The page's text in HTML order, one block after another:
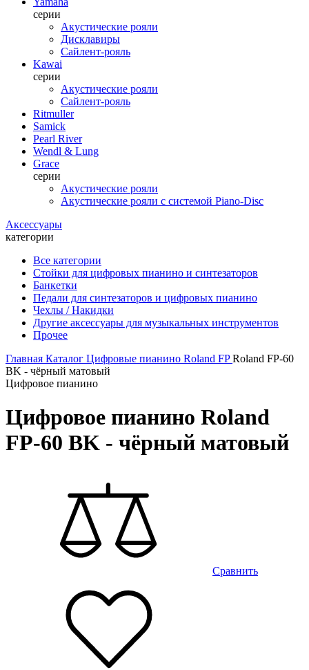
серии
Акустические рояли
Дисклавиры
Сайлент-рояль
Kawai
серии
Акустические рояли
Сайлент-рояль
Ritmuller
Samick
Pearl River
Wendl & Lung
Grace
серии
Акустические рояли
Акустические рояли с системой Piano-Disc
Аксессуары
категории
Все категории
Стойки для цифровых пианино и синтезаторов
Банкетки
Педали для синтезаторов и цифровых пианино
Чехлы / Накидки
Другие аксессуары для музыкальных инструментов
Прочее
Главная Каталог Цифровые пианино Roland FPRoland FP-60
BK - чёрный матовый
Цифровое пианино
Цифровое пианино Roland
FP-60 BK - чёрный матовый
Сравнить